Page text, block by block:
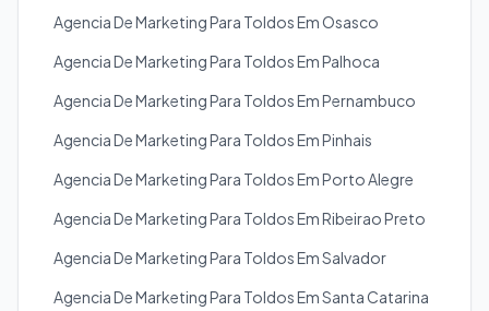
Agencia De Marketing Para Toldos Em Osasco
Agencia De Marketing Para Toldos Em Palhoca
Agencia De Marketing Para Toldos Em Pernambuco
Agencia De Marketing Para Toldos Em Pinhais
Agencia De Marketing Para Toldos Em Porto Alegre
Agencia De Marketing Para Toldos Em Ribeirao Preto
Agencia De Marketing Para Toldos Em Salvador
Agencia De Marketing Para Toldos Em Santa Catarina